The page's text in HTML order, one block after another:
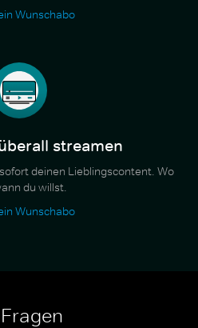
Wunschabo
streamen
deinen Lieblingscontent. Wo
du willst.
Wunschabo